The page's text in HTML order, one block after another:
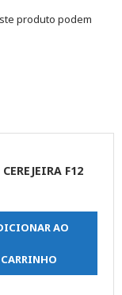
produto podem
F12
AO
CARRINHO